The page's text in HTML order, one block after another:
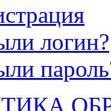
логин?